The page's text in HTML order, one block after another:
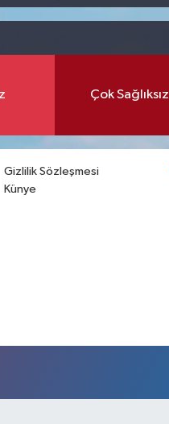
Çok Sağlıksız
Gizlilik Sözleşmesi
Künye